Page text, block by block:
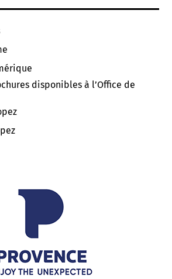
disponibles à l’Office de